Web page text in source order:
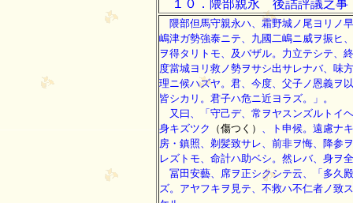
１０．隈部親永 後詰評議之事
隈部但馬守親永ハ、霜野城ノ尾ヨリノ
嶋津ガ勢強泰ニテ、九國二嶋ニ威ヲ振ヒ
ヲ得タリトモ、及バザル。力立テシテ、
度當城ヨリ救ノ勢ヲサシ出サレナバ、味
理ニ候ハズヤ。君、今度、父子ノ恩義ヲ
皆シカリ。君子ハ危ニ近ヨラズ。」。
又曰、「守己デ、常ヲヤスンズルトイ
身キズツク
（傷つく）
、ト申候。遠慮ナ
房・鎮照、剃髪致サレ、前非ヲ悔、降参
レズトモ、命計ハ助ベシ。然レバ、身ヲ
冨田安藝、席ヲ正シクシテ云、「多久
ズ。アヤフキヲ見テ、不救ハ不仁者ノ致